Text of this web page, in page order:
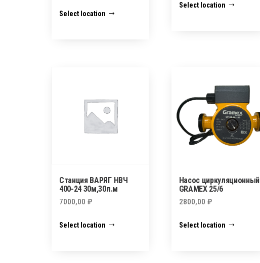
Select location
Select location
Станция ВАРЯГ НВЧ
400-24 30м,30л.м
7000,00 ₽
Select location
Насос циркуляционный
GRAMEX 25/6
2800,00 ₽
Select location